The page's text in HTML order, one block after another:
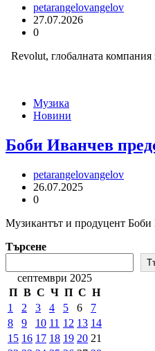
petarangelovangelov
27.07.2026
0
Revolut, глобалната
Музика
Новини
Боби Иванчев
petarangelovangelov
26.07.2025
0
Музикантът и продуцент Боби
Търсене
септември 2025
П В С Ч П С Н
1
2 3 4 5 6
7
8
9 10 11 12 13 14
15 16 17 18 19 20 21